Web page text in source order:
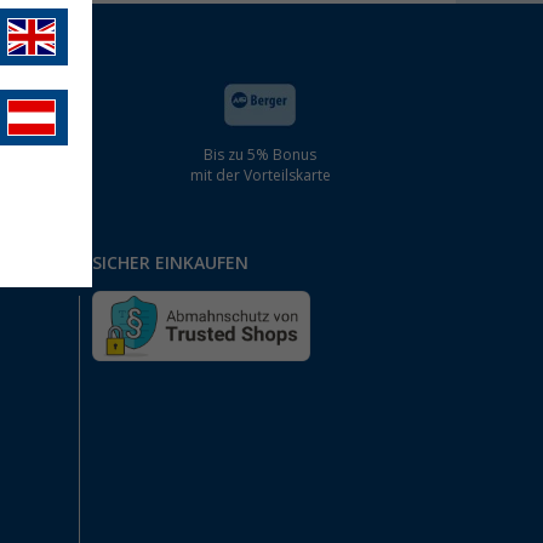
Bis zu 5% Bonus
mit der Vorteilskarte
SICHER EINKAUFEN